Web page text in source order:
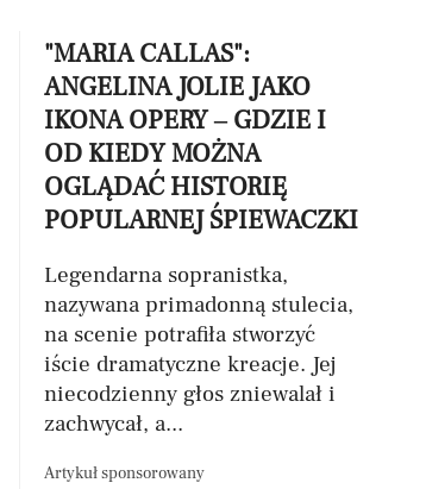
"MARIA CALLAS":
ANGELINA JOLIE JAKO
IKONA OPERY – GDZIE I
OD KIEDY MOŻNA
OGLĄDAĆ HISTORIĘ
POPULARNEJ ŚPIEWACZKI
Legendarna sopranistka,
nazywana primadonną stulecia,
na scenie potrafiła stworzyć
iście dramatyczne kreacje. Jej
niecodzienny głos zniewalał i
zachwycał, a...
Artykuł sponsorowany